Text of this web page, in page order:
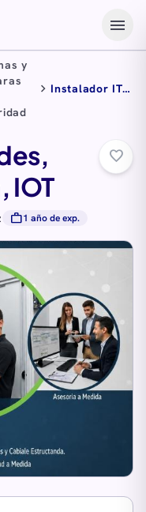
menu
y
chevron_right Instalador IT ,
IOT
work1 año de exp.
favorite_border